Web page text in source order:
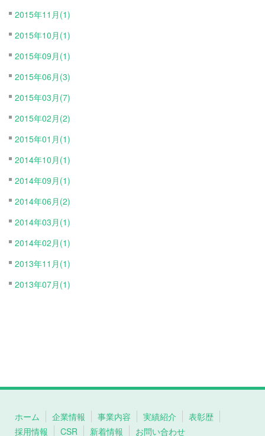
2015年11月(1)
2015年10月(1)
2015年09月(1)
2015年06月(3)
2015年03月(7)
2015年02月(2)
2015年01月(1)
2014年10月(1)
2014年09月(1)
2014年06月(2)
2014年03月(1)
2014年02月(1)
2013年11月(1)
2013年07月(1)
ホーム 企業情報 事業内容 実績紹介
表彰歴
採用情報
CSR 新着情報 お問い合わせ